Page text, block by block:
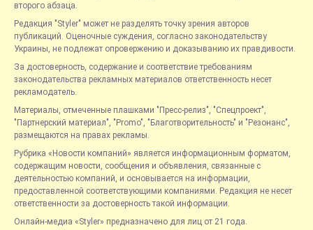
второго абзаца.
Редакция "Styler" может не разделять точку зрения авторов
публикаций. Оценочные суждения, согласно законодательству
Украины, не подлежат опровержению и доказыванию их правдивости.
За достоверность, содержание и соответствие требованиям
законодательства рекламных материалов ответственность несет
рекламодатель.
Материалы, отмеченные плашками "Пресс-релиз", "Спецпроект",
"Партнерский материал", "Promo", "Благотворительность" и "Резонанс",
размещаются на правах рекламы.
Рубрика «Новости компаний» является информационным форматом,
содержащим новости, сообщения и объявления, связанные с
деятельностью компаний, и основывается на информации,
предоставленной соответствующими компаниями. Редакция не несет
ответственности за достоверность такой информации.
Онлайн-медиа «Styler» предназначено для лиц от 21 года.